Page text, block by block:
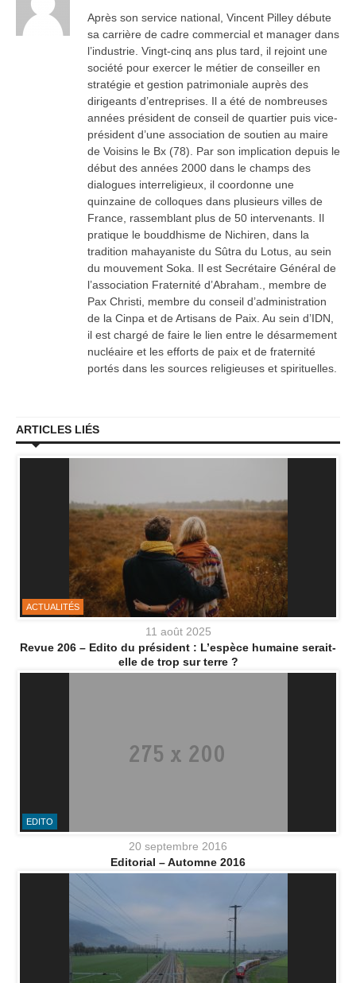
Après son service national, Vincent Pilley débute
sa carrière de cadre commercial et manager dans
l’industrie. Vingt-cinq ans plus tard, il rejoint une
société pour exercer le métier de conseiller en
stratégie et gestion patrimoniale auprès des
dirigeants d’entreprises. Il a été de nombreuses
années président de conseil de quartier puis vice-
président d’une association de soutien au maire
de Voisins le Bx (78). Par son implication depuis le
début des années 2000 dans le champs des
dialogues interreligieux, il coordonne une
quinzaine de colloques dans plusieurs villes de
France, rassemblant plus de 50 intervenants. Il
pratique le bouddhisme de Nichiren, dans la
tradition mahayaniste du Sûtra du Lotus, au sein
du mouvement Soka. Il est Secrétaire Général de
l’association Fraternité d’Abraham., membre de
Pax Christi, membre du conseil d’administration
de la Cinpa et de Artisans de Paix. Au sein d’IDN,
il est chargé de faire le lien entre le désarmement
nucléaire et les efforts de paix et de fraternité
portés dans les sources religieuses et spirituelles.
ARTICLES LIÉS
ACTUALITÉS
11 août 2025
Revue 206 – Edito du président : L’espèce humaine serait-
elle de trop sur terre ?
EDITO
20 septembre 2016
Editorial – Automne 2016